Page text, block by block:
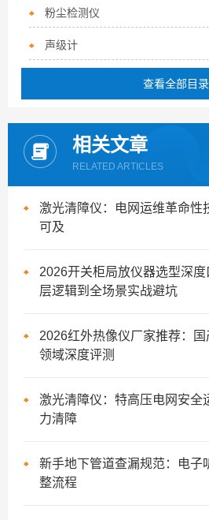
粉尘检测仪
声级计
查看全部目录
相关文章
RELATED ARTICLES
激光清障仪：电网运维革命性
可及
2026开关柜局放仪器选型深
层逻辑到全场景实战避坑
2026红外热像仪厂家推荐：
领域深度评测
激光清障仪：特高压电网安全
力清障
新手地下管道查漏规范：电子
整流程